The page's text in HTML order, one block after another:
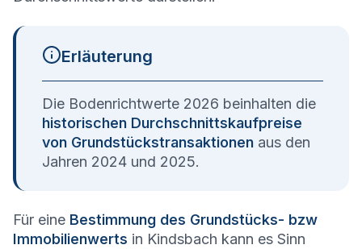
Erläuterung
Die Bodenrichtwerte 2026 beinhalten die
historischen Durchschnittskaufpreise
von Grundstückstransaktionen aus den
Jahren 2024 und 2025.
Für eine Bestimmung des Grundstücks- bzw
Immobilienwerts in Kindsbach kann es Sinn